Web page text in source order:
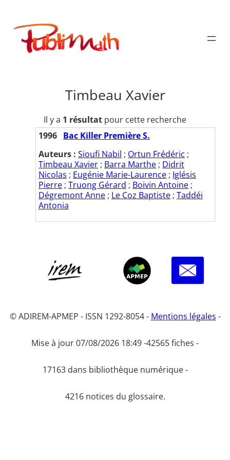
contenu
Publimath
Timbeau Xavier
Il y a 1 résultat pour cette recherche
1996 Bac Killer Première S.
Auteurs : Sioufi Nabil ; Ortun Frédéric ;
Timbeau Xavier ; Barra Marthe ; Didrit
Nicolas ; Eugénie Marie-Laurence ; Iglésis
Pierre ; Truong Gérard ; Boivin Antoine ;
Dégremont Anne ; Le Coz Baptiste ; Taddéi
Antonia
© ADIREM-APMEP - ISSN 1292-8054 - Mentions légales -
Mise à jour 07/08/2026 18:49 -42565 fiches -
17163 dans bibliothèque numérique -
4216 notices du glossaire.